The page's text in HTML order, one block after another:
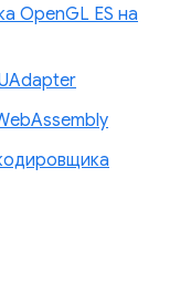
OpenGL ES на